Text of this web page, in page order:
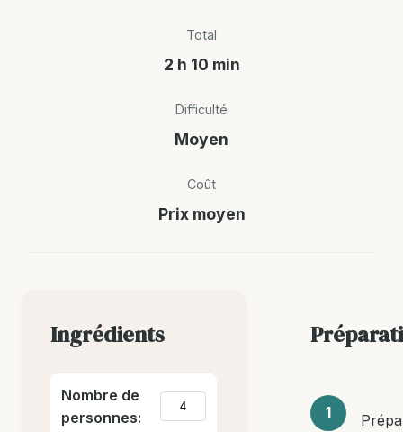
Total
2 h 10 min
Difficulté
Moyen
Coût
Prix moyen
Ingrédients
Nombre de
personnes: